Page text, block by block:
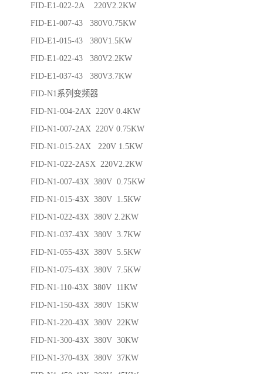
FID-E1-022-2A 220V2.2KW
FID-E1-007-43 380V0.75KW
FID-E1-015-43 380V1.5KW
FID-E1-022-43 380V2.2KW
FID-E1-037-43 380V3.7KW
FID-N1系列变频器
FID-N1-004-2AX 220V 0.4KW
FID-N1-007-2AX 220V 0.75KW
FID-N1-015-2AX 220V 1.5KW
FID-N1-022-2ASX 220V2.2KW
FID-N1-007-43X 380V 0.75KW
FID-N1-015-43X 380V 1.5KW
FID-N1-022-43X 380V 2.2KW
FID-N1-037-43X 380V 3.7KW
FID-N1-055-43X 380V 5.5KW
FID-N1-075-43X 380V 7.5KW
FID-N1-110-43X 380V 11KW
FID-N1-150-43X 380V 15KW
FID-N1-220-43X 380V 22KW
FID-N1-300-43X 380V 30KW
FID-N1-370-43X 380V 37KW